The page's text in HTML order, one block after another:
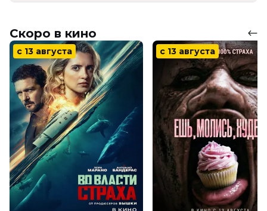
Скоро в кино
с 13 августа с 13 августа